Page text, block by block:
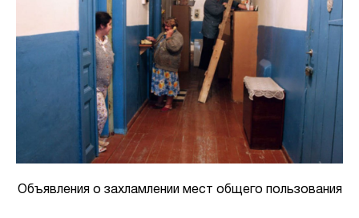
Объявления о захламлении мест общего пользования